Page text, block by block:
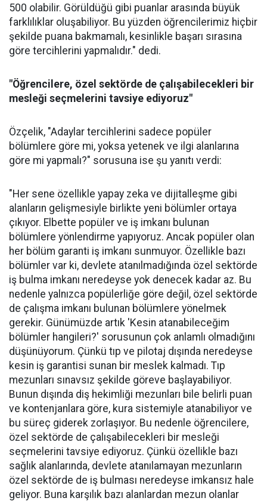
500 olabilir. Görüldüğü gibi puanlar arasında büyük
farklılıklar oluşabiliyor. Bu yüzden öğrencilerimiz hiçbir
şekilde puana bakmamalı, kesinlikle başarı sırasına
göre tercihlerini yapmalıdır." dedi.
"Öğrencilere, özel sektörde de çalışabilecekleri bir
mesleği seçmelerini tavsiye ediyoruz"
Özçelik, "Adaylar tercihlerini sadece popüler
bölümlere göre mi, yoksa yetenek ve ilgi alanlarına
göre mi yapmalı?" sorusuna ise şu yanıtı verdi:
"Her sene özellikle yapay zeka ve dijitalleşme gibi
alanların gelişmesiyle birlikte yeni bölümler ortaya
çıkıyor. Elbette popüler ve iş imkanı bulunan
bölümlere yönlendirme yapıyoruz. Ancak popüler olan
her bölüm garanti iş imkanı sunmuyor. Özellikle bazı
bölümler var ki, devlete atanılmadığında özel sektörde
iş bulma imkanı neredeyse yok denecek kadar az. Bu
nedenle yalnızca popülerliğe göre değil, özel sektörde
de çalışma imkanı bulunan bölümlere yönelmek
gerekir. Günümüzde artık 'Kesin atanabileceğim
bölümler hangileri?' sorusunun çok anlamlı olmadığını
düşünüyorum. Çünkü tıp ve pilotaj dışında neredeyse
kesin iş garantisi sunan bir meslek kalmadı. Tıp
mezunları sınavsız şekilde göreve başlayabiliyor.
Bunun dışında diş hekimliği mezunları bile belirli puan
ve kontenjanlara göre, kura sistemiyle atanabiliyor ve
bu süreç giderek zorlaşıyor. Bu nedenle öğrencilere,
özel sektörde de çalışabilecekleri bir mesleği
seçmelerini tavsiye ediyoruz. Çünkü özellikle bazı
sağlık alanlarında, devlete atanılamayan mezunların
özel sektörde de iş bulması neredeyse imkansız hale
geliyor. Buna karşılık bazı alanlardan mezun olanlar